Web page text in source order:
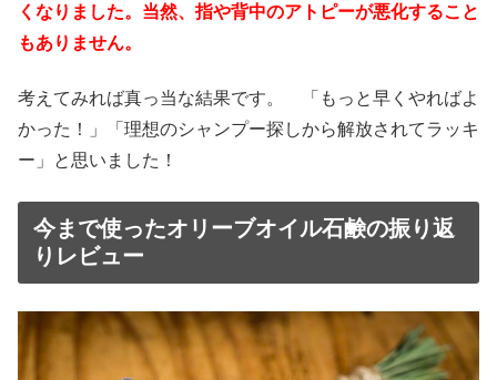
くなりました。当然、指や背中のアトピーが悪化すること
もありません。
考えてみれば真っ当な結果です。 「もっと早くやればよ
かった！」「理想のシャンプー探しから解放されてラッキ
ー」と思いました！
今まで使ったオリーブオイル石鹸の振り返
りレビュー